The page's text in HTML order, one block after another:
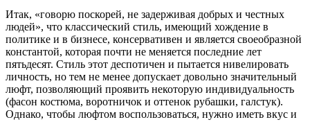
Итак, «говорю поскорей, не задерживая добрых и честных
людей», что классический стиль, имеющий хождение в
политике и в бизнесе, консервативен и является своеобразной
константой, которая почти не меняется последние лет
пятьдесят. Стиль этот деспотичен и пытается нивелировать
личность, но тем не менее допускает довольно значительный
люфт, позволяющий проявить некоторую индивидуальность
(фасон костюма, воротничок и оттенок рубашки, галстук).
Однако, чтобы люфтом воспользоваться, нужно иметь вкус и